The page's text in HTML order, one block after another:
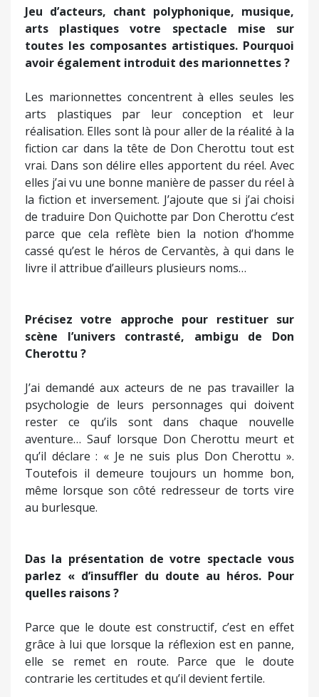
la fiction et inversement. J’ajoute que si j’ai choisi
de traduire Don Quichotte par Don Cherottu c’est
parce que cela reflète bien la notion d’homme
cassé qu’est le héros de Cervantès, à qui dans le
Précisez votre approche pour restituer sur
scène l’univers contrasté, ambigu de Don
Cherottu ?
J’ai demandé aux acteurs de ne pas travailler la
psychologie de leurs personnages qui doivent
rester ce qu’ils sont dans chaque nouvelle
aventure… Sauf lorsque Don Cherottu meurt et
qu’il déclare : « Je ne suis plus Don Cherottu ».
au burlesque.
parlez « d’insuffler du doute au héros. Pour
quelles raisons ?
Parce que le doute est constructif, c’est en effet
grâce à lui que lorsque la réflexion est en panne,
elle se remet en route. Parce que le doute
contrarie les certitudes et qu’il devient fertile.
il suscite d’abord le rire et ne court-t-il pas à
l’échec finalement ?
changements bénéfiques. Ce sont ces rêveurs qui
font avancer l’humain. En ce qui concerne Don
Cherotte je ne pense pas qu’on puisse parler
d’échec. Il gagne, en effet, autant de batailles qu’il